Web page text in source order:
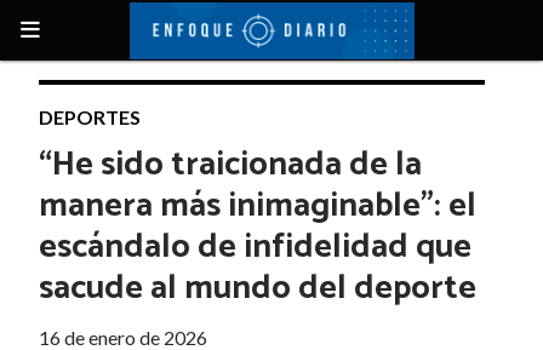
“He sido traicionada de la
manera más inimaginable”: el
escándalo de infidelidad que
sacude al mundo del deporte
DEPORTES
16 de enero de 2026